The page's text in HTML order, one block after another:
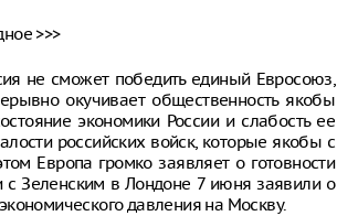
>>>
не сможет победить единый Евросоюз,
окучивает общественность якобы
экономики России и слабость ее
российских войск, которые якобы с
Европа громко заявляет о готовности
с Зеленским в Лондоне 7 июня заявили о
давления на Москву.